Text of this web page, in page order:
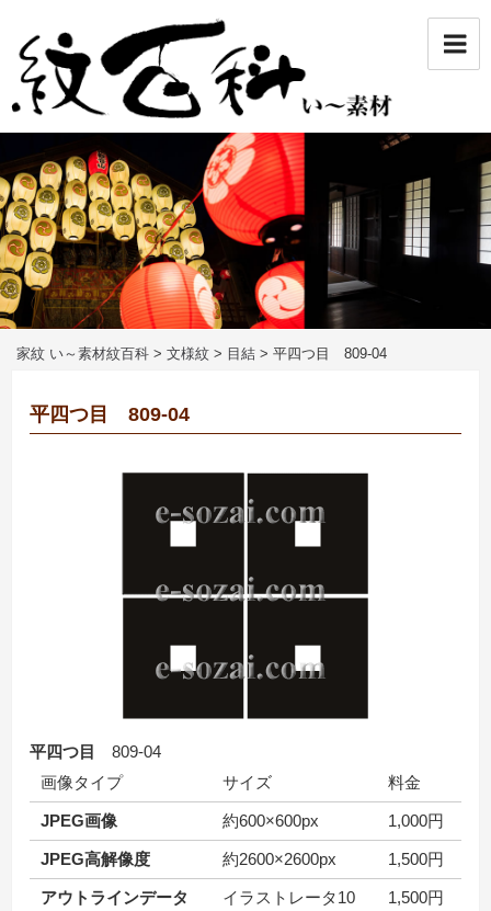
ツ
へ
キ
ッ
プ
家紋 い～素材紋百科 > 文様紋 > 目結 > 平四つ目 809-04
平四つ目 809-04
平四つ目 809-04
画像タイプ
サイズ 料金
JPEG画像 約600×600px 1,000円
JPEG高解像度 約2600×2600px 1,500円
アウトラインデータ イラストレータ10 1,500円